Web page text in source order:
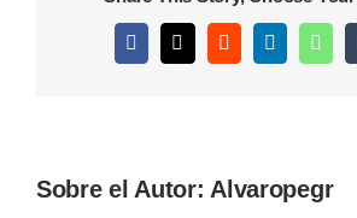
Facebook
X RedditLinkedIn
Sobre el Autor:Alvaropegr